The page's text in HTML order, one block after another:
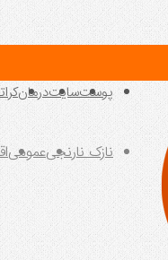
پوستسایتدرمان
نازک نارنجیعمومی